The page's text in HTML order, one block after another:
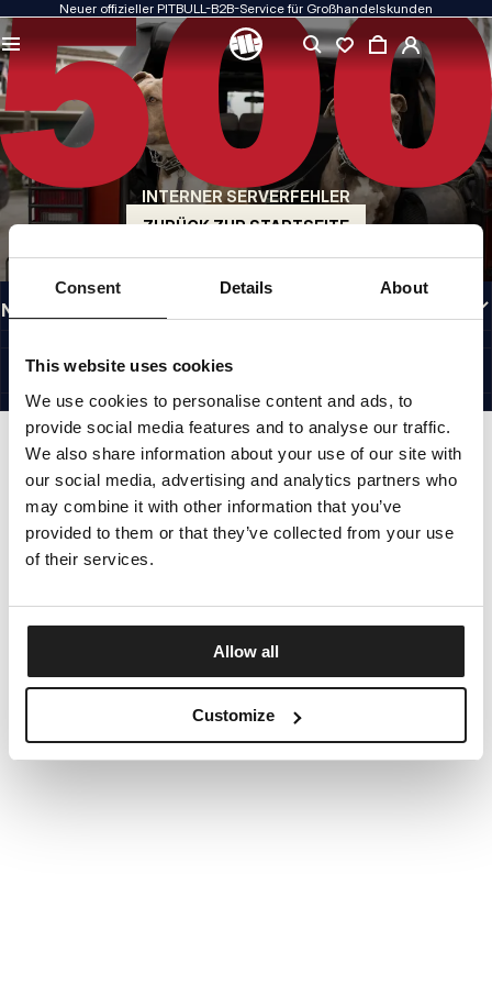
Consent Details About
This website uses cookies
We use cookies to personalise content and ads, to
provide social media features and to analyse our traffic.
We also share information about your use of our site with
our social media, advertising and analytics partners who
may combine it with other information that you’ve
provided to them or that they’ve collected from your use
of their services.
Allow all
Customize
Neuer offizieller PITBULL-B2B-Service für Großhandelskunden
INTERNER SERVERFEHLER
ZURÜCK ZUR STARTSEITE
QUALITÄT HAT FÜR UNS PRIORITÄT
Unsere Kleidung fertigen wir mit Leidenschaft. Bei Haltbarkeit, Langlebigkeit der
Materialien und Liebe zum Detail machen wir keine Kompromisse.
US ORIGIN
Unsere Wurzeln reichen zurück ins San Diego der frühen 1990er Jahre. Unser Stil
ist roh, authentisch und kompromisslos.
MARKE MIT CHARAKTER
Unsere Kollektionen werden von Sportlern, Kämpfern und unbeirrbaren
Individualisten gewählt.
INFORMATIONEN
NÜTZLICHE LINKS
©1997 - 2026 PITBULL SP. Z O.O. ALLE RECHTE VORBEHALTEN.
SITE CREDITS
NACH OBEN GEHEN